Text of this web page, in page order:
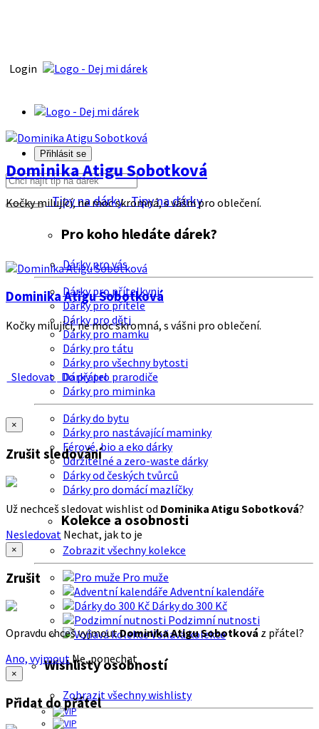
Login
Přihlásit se
Tipy na dárkyTipy na dárky
Pro koho hledáte dárek?
Dárky pro vás
Dárky pro přítelkyni
Dárky pro přítele
Dárky pro děti
Dárky pro mamku
Dárky pro tátu
Dárky pro všechny bytosti
Dárky pro prarodiče
Dárky pro miminka
Dárky do bytu
Dárky pro nastávající maminky
Férové, bio a eko dárky
Udržitelné a zero-waste dárky
Dárky od českých tvůrců
Dárky pro domácí mazlíčky
Kolekce a osobnosti
Zobrazit všechny kolekce
Pro muže
Adventní kalendáře
Dárky do 300 Kč
Podzimní nutnosti
Voňavá kolekce
Wishlisty osobností
Zobrazit všechny wishlisty
Dominika Atigu Sobotková
Kočky milující, ne moc skromná, s vášni pro oblečení.
Dominika Atigu Sobotková
Kočky milující, ne moc skromná, s vášni pro oblečení.
Sledovat Do přátel
×
Zrušit sledování
Už nechceš sledovat wishlist od Dominika Atigu Sobotková?
Nesledovat Nechat, jak to je
×
Zrušit
Opravdu chceš vyjmoutDominika Atigu Sobotková z přátel?
Ano, vyjmout Ne, ponechat
×
Přidat do přátel